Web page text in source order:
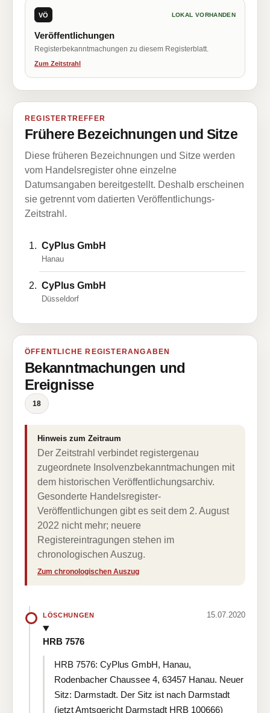
VÖ LOKAL VORHANDEN
Veröffentlichungen
Registerbekanntmachungen zu diesem Registerblatt.
Zum Zeitstrahl
REGISTERTREFFER
Frühere Bezeichnungen und Sitze
Diese früheren Bezeichnungen und Sitze werden
vom Handelsregister ohne einzelne
Datumsangaben bereitgestellt. Deshalb erscheinen
sie getrennt vom datierten Veröffentlichungs-
Zeitstrahl.
CyPlus GmbH
Hanau
CyPlus GmbH
Düsseldorf
ÖFFENTLICHE REGISTERANGABEN
Bekanntmachungen und
Ereignisse
18
Hinweis zum Zeitraum
Der Zeitstrahl verbindet registergenau
zugeordnete Insolvenzbekanntmachungen mit
dem historischen Veröffentlichungsarchiv.
Gesonderte Handelsregister-
Veröffentlichungen gibt es seit dem 2. August
2022 nicht mehr; neuere
Registereintragungen stehen im
chronologischen Auszug.
Zum chronologischen Auszug
LÖSCHUNGEN 15.07.2020
HRB 7576
HRB 7576: CyPlus GmbH, Hanau,
Rodenbacher Chaussee 4, 63457 Hanau. Neuer
Sitz: Darmstadt. Der Sitz ist nach Darmstadt
(jetzt Amtsgericht Darmstadt HRB 100666)